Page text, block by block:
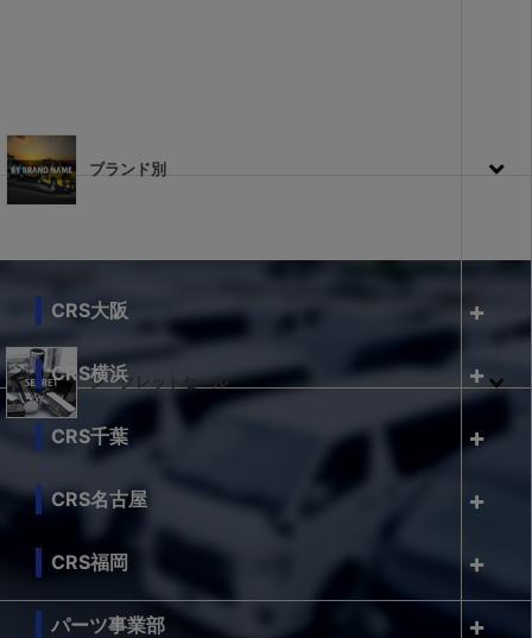
ブランド別
シークレットセール
CRS大阪
CRS横浜
CRS千葉
CRS名古屋
CRS福岡
パーツ事業部